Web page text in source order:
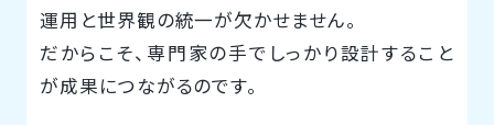
運用と世界観の統一が欠かせません。
だからこそ、専門家の手でしっかり設計すること
が成果につながるのです。